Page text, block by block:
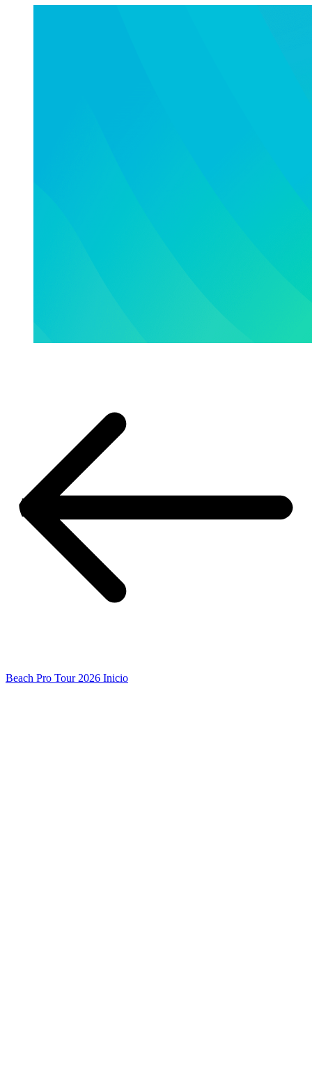
Beach Pro Tour 2026 Inicio